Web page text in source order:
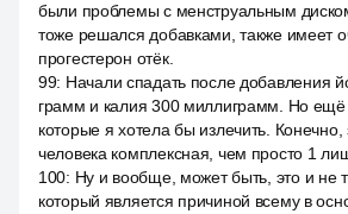
были проблемы с менструальным
тоже решался добавками, также имеет
прогестерон отёк.
99: Начали спадать после добавления
грамм и калия 300 миллиграмм. Но ещё
которые я хотела бы излечить. Конечно,
человека комплексная, чем просто 1
100: Ну и вообще, может быть, это и не
который является причиной всему в